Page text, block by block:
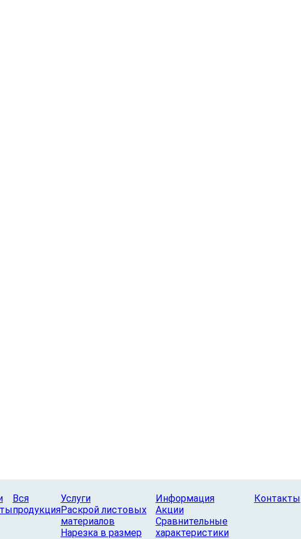
Вся
продукция
Услуги
Раскрой листовых
материалов
Нарезка в размер
Информация
Акции
Сравнительные
характеристики
Контакты
плита высокой плотности, изготавливаемая путём
высокой прочностью, стабильностью размеров и гладкой
особенно фасадных частей шкафов и кухонь